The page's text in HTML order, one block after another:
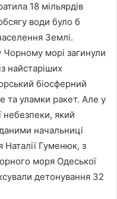
18 мільярдів
води було б
Землі.
Чорному морі загинули
найстаріших
біосферний
та уламки ракет. Але у
який
начальниці
Гуменюк, з
моря Одеської
детонування 32